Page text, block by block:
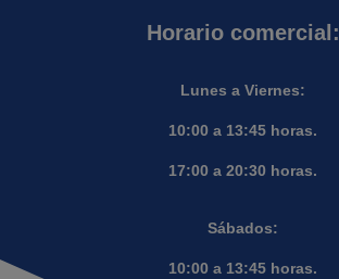
Horario comercial:
Lunes a Viernes:
10:00 a 13:45 horas.
17:00 a 20:30 horas.
Sábados:
10:00 a 13:45 horas.